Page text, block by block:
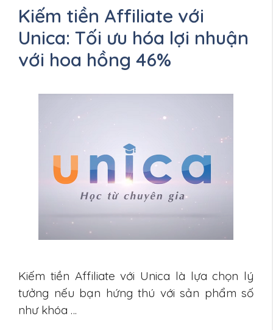
Kiếm tiền Affiliate với
Unica: Tối ưu hóa lợi nhuận
với hoa hồng 46%
Kiếm tiền Affiliate với Unica là lựa chọn lý
tưởng nếu bạn hứng thú với sản phẩm số
như khóa …